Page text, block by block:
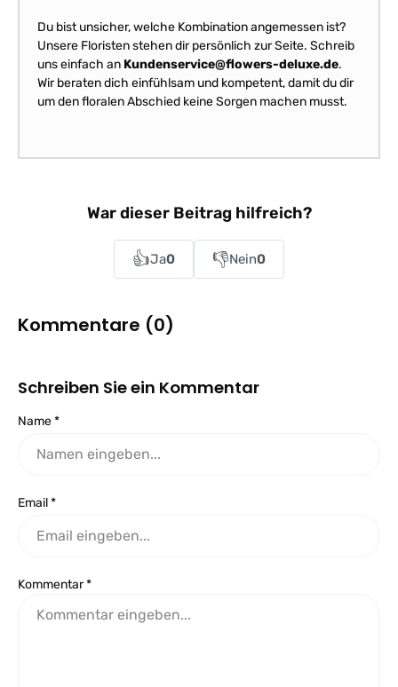
Du bist unsicher, welche Kombination angemessen ist?
Unsere Floristen stehen dir persönlich zur Seite. Schreib
uns einfach an Kundenservice@flowers-deluxe.de.
Wir beraten dich einfühlsam und kompetent, damit du dir
um den floralen Abschied keine Sorgen machen musst.
War dieser Beitrag hilfreich?
👍Ja0 👎Nein0
Kommentare (0)
Schreiben Sie ein Kommentar
Name *
Email *
Kommentar *